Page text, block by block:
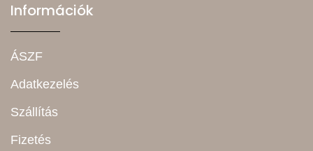
Információk
ÁSZF
Adatkezelés
Szállítás
Fizetés